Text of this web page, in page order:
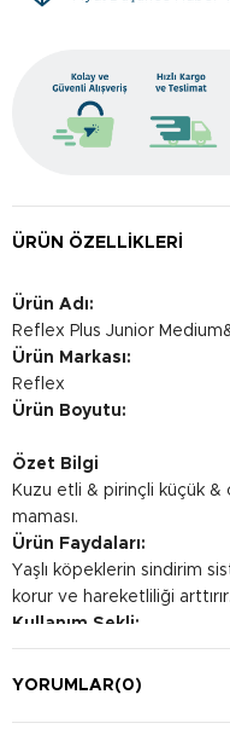
ÜRÜN ÖZELLIKLERI
Ürün Adı:
Reflex Plus Junior
Ürün Markası:
Reflex
Ürün Boyutu:
Özet Bilgi
Kuzu etli & pirinçli küçük &
maması.
Ürün Faydaları:
Yaşlı köpeklerin sindirim
korur ve hareketliliği
Kullanım Şekli:
Köpeğin ağırlığına bağlı
değişmektedir. Zayıf
YORUMLAR(0)